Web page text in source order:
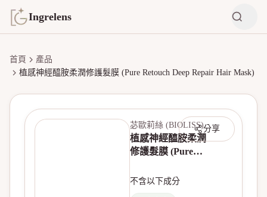
Ingrelens
首頁
產品
植感神經醯胺柔潤修護髮膜 (Pure Retouch Deep Repair Hair Mask)
分享
苾歐莉絲 (BIOLISS)
植感神經醯胺柔潤
修護髮膜 (Pure
Repair Hair Mask)
不含以下成分